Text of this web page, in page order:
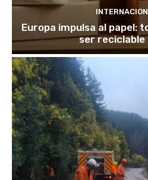
Europa impulsa al papel:
ser reciclable